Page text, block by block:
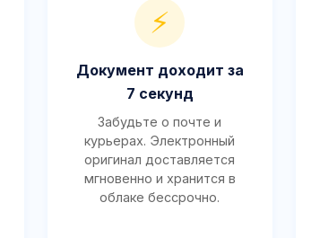
⚡
Документ доходит за
7 секунд
Забудьте о почте и
курьерах. Электронный
оригинал доставляется
мгновенно и хранится в
облаке бессрочно.